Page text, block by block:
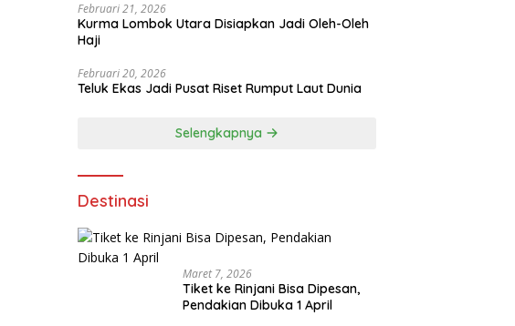
Februari 21, 2026
Kurma Lombok Utara Disiapkan Jadi Oleh-Oleh
Haji
Februari 20, 2026
Teluk Ekas Jadi Pusat Riset Rumput Laut Dunia
Selengkapnya
Destinasi
Maret 7, 2026
Tiket ke Rinjani Bisa Dipesan,
Pendakian Dibuka 1 April